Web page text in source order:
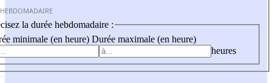
la durée hebdomadaire :
minimale (en heure) Durée maximale (en heure)
heures